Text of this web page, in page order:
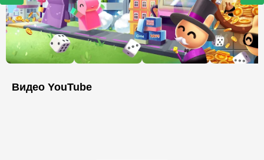
Видео YouTube